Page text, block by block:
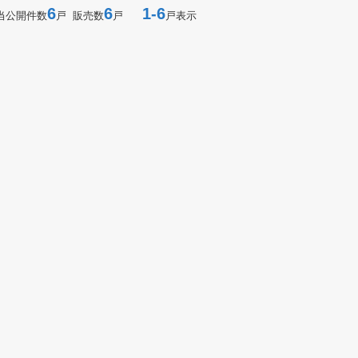
公開件数6戸 販売数6戸 1-6戸表示